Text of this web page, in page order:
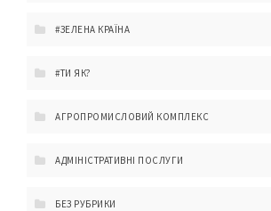
#ЗЕЛЕНА КРАЇНА
#ТИ ЯК?
АГРОПРОМИСЛОВИЙ КОМПЛЕКС
АДМІНІСТРАТИВНІ ПОСЛУГИ
БЕЗ РУБРИКИ